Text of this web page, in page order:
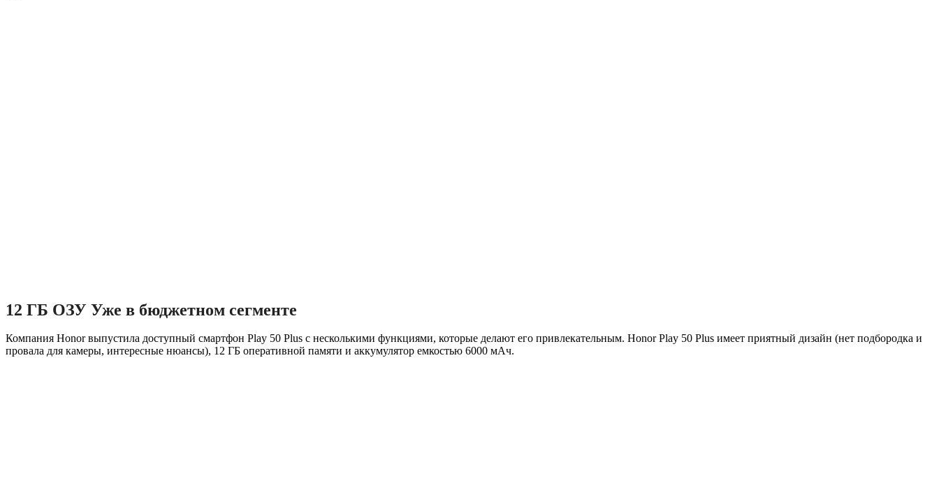
12 ГБ ОЗУ Уже в бюджетном сегменте
Компания Honor выпустила доступный смартфон Play 50 Plus с несколькими функциями, которые делают его привлекательным. Honor Play 50 Plus имеет приятный дизайн (нет подбородка и
провала для камеры, интересные нюансы), 12 ГБ оперативной памяти и аккумулятор емкостью 6000 мАч.